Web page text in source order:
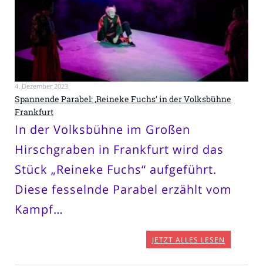
4. Dezember 2023
Spannende Parabel: ‚Reineke Fuchs‘ in der Volksbühne
Frankfurt
In der Volksbühne im Großen
Hirschgraben in Frankfurt wird das
Stück „Reineke Fuchs“ aufgeführt.
Diese fesselnde Parabel erzählt vom
Kampf…
JETZT ALLES LESEN